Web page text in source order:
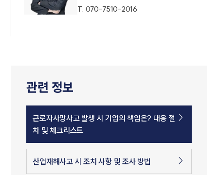
T. 070-7510-2016
관련 정보
근로자사망사고 발생 시 기업의 책임은? 대응 절
차 및 체크리스트
산업재해사고 시 조치 사항 및 조사 방법